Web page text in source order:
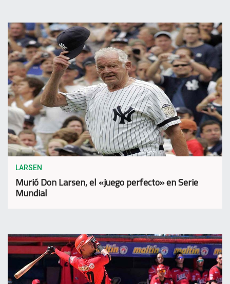
LARSEN
Murió Don Larsen, el «juego perfecto» en Serie
Mundial